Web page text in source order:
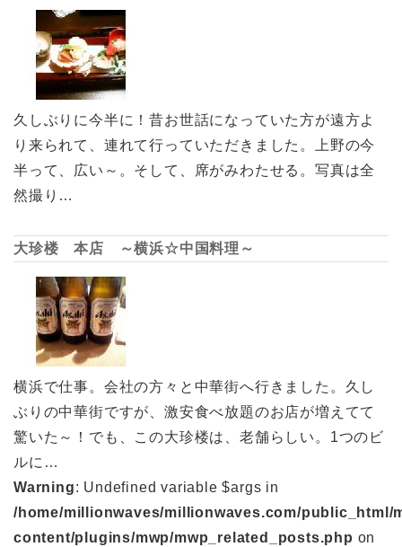
久しぶりに今半に！昔お世話になっていた方が遠方よ
り来られて、連れて行っていただきました。上野の今
半って、広い～。そして、席がみわたせる。写真は全
然撮り…
大珍楼 本店 ～横浜☆中国料理～
横浜で仕事。会社の方々と中華街へ行きました。久し
ぶりの中華街ですが、激安食べ放題のお店が増えてて
驚いた～！でも、この大珍楼は、老舗らしい。1つのビ
ルに…
Warning: Undefined variable $args in
/home/millionwaves/millionwaves.com/public_html/
content/plugins/mwp/mwp_related_posts.php on